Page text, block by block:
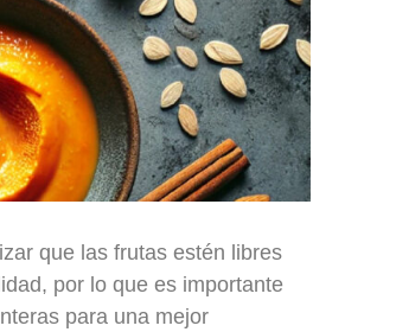
que las frutas estén libres
por lo que es importante
para una mejor